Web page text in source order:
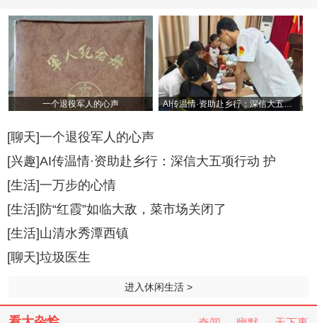
一个退役军人的心声 AI传温情·资助赴乡行：深信大五项行动 护
[聊天]一个退役军人的心声
[兴趣]AI传温情·资助赴乡行：深信大五项行动 护
[生活]一万步的心情
[生活]防“红霞”如临大敌，菜市场关闭了
[生活]山清水秀潭西镇
[聊天]垃圾医生
进入休闲生活 >